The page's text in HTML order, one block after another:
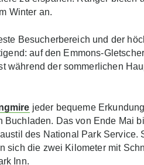
Winter an.
Besucherbereich und der
auf den Emmons-
während der sommerlichen
jeder bequeme
Buchladen. Das von Ende Mai
des National Park
sich die zwei Kilometer mit
Inn.